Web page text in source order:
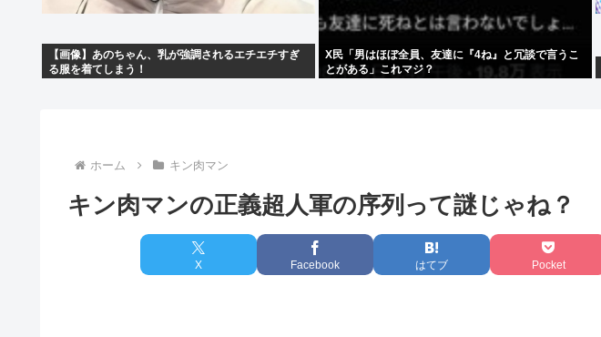
【画像】あのちゃん、乳が強調されるエチエチすぎ
る服を着てしまう！
X民「男はほぼ全員、友達に『4ね』と冗談で言うこ
とがある」これマジ？
ホーム キン肉マン
キン肉マンの正義超人軍の序列って謎じゃね？
X Facebook はてブ Pocket